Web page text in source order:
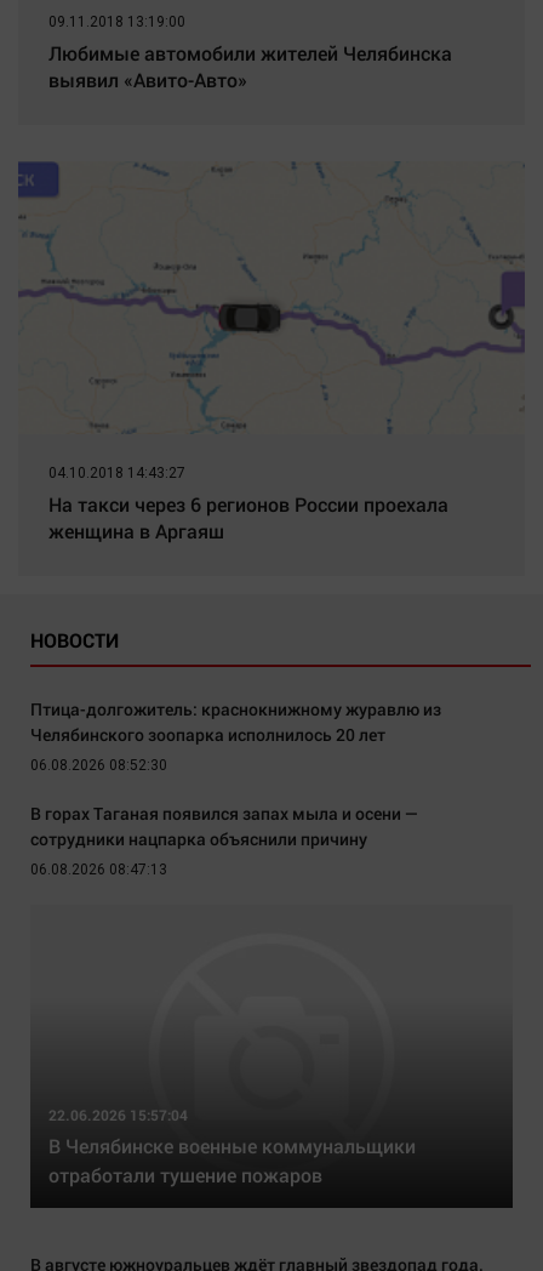
09.11.2018 13:19:00
Любимые автомобили жителей Челябинска
выявил «Авито-Авто»
04.10.2018 14:43:27
На такси через 6 регионов России проехала
женщина в Аргаяш
НОВОСТИ
Птица-долгожитель: краснокнижному журавлю из
Челябинского зоопарка исполнилось 20 лет
06.08.2026 08:52:30
В горах Таганая появился запах мыла и осени —
сотрудники нацпарка объяснили причину
06.08.2026 08:47:13
22.06.2026 15:57:04
В Челябинске военные коммунальщики
отработали тушение пожаров
В августе южноуральцев ждёт главный звездопад года.